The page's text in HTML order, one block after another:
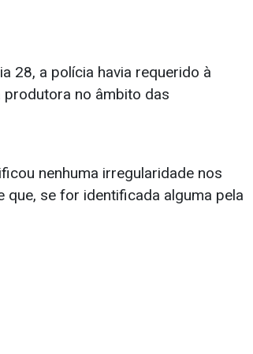
28, a polícia havia requerido à
no âmbito das
nenhuma irregularidade nos
se for identificada alguma pela